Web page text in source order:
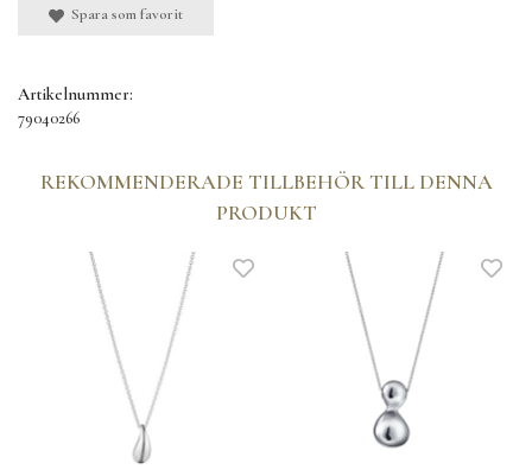
Spara som favorit
Artikelnummer:
79040266
REKOMMENDERADE TILLBEHÖR TILL DENNA
PRODUKT